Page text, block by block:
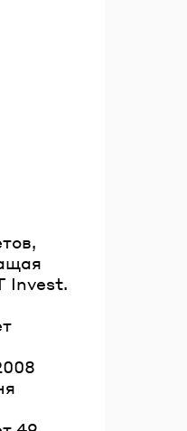
Invest.